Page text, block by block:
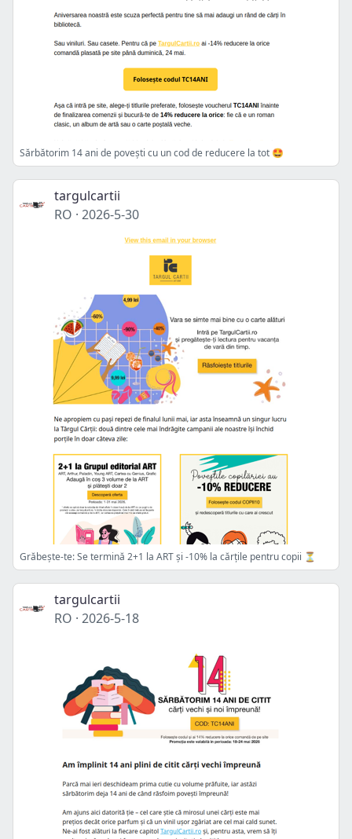
Sărbătorim 14 ani de povești cu un cod de reducere la tot 🤩
targulcartii
RO · 2026-5-30
Grăbește-te: Se termină 2+1 la ART și -10% la cărțile pentru copii ⏳
targulcartii
RO · 2026-5-18